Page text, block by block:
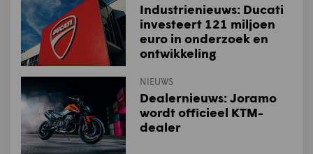
Industrienieuws: Ducati
investeert 121 miljoen
euro in onderzoek en
ontwikkeling
NIEUWS
Dealernieuws: Joramo
wordt officieel KTM-
dealer